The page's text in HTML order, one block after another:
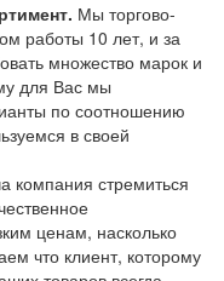
Мы торгово-
работы 10 лет, и за
множество марок и
для Вас мы
по соотношению
в своей
компания стремиться
ценам, насколько
что клиент, которому